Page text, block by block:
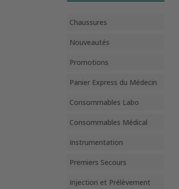
Chaussures
Nouveautés
Promotions
Panier Express du Médecin
Consommables Labo
Consommables Médical
Instrumentation
Premiers Secours
Injection et Prélèvement